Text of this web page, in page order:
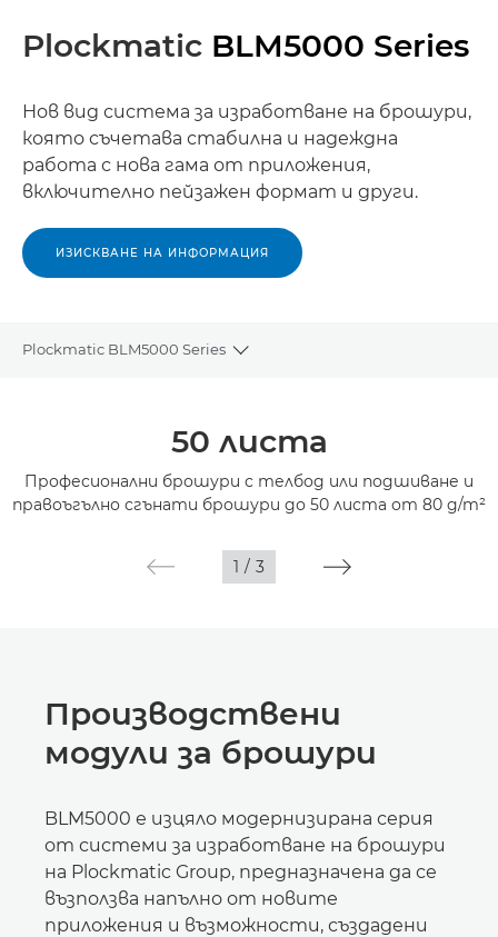
Plockmatic BLM5000 Series
Нов вид система за изработване на брошури,
която съчетава стабилна и надеждна
работа с нова гама от приложения,
включително пейзажен формат и други.
ИЗИСКВАНЕ НА ИНФОРМАЦИЯ
Plockmatic BLM5000 Series
Toggle breadcrumbs
50 листа
Професионални брошури с телбод или подшиване и
правоъгълно сгънати брошури до 50 листа от 80 g/m²
1 / 3
Производствени
модули за брошури
BLM5000 е изцяло модернизирана серия
от системи за изработване на брошури
на Plockmatic Group, предназначена да се
възползва напълно от новите
приложения и възможности, създадени